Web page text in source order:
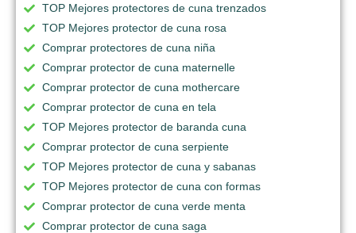
TOP Mejores protectores de cuna trenzados
TOP Mejores protector de cuna rosa
Comprar protectores de cuna niña
Comprar protector de cuna maternelle
Comprar protector de cuna mothercare
Comprar protector de cuna en tela
TOP Mejores protector de baranda cuna
Comprar protector de cuna serpiente
TOP Mejores protector de cuna y sabanas
TOP Mejores protector de cuna con formas
Comprar protector de cuna verde menta
Comprar protector de cuna saga